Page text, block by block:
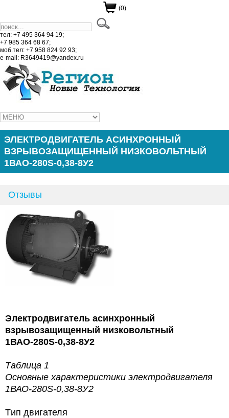
(0)
тел: +7 495 364 94 19;
+7 985 364 68 67;
моб.тел: +7 958 824 92 93;
e-mail: R3649419@yandex.ru
ЭЛЕКТРОДВИГАТЕЛЬ АСИНХРОННЫЙ
ВЗРЫВОЗАЩИЩЕННЫЙ НИЗКОВОЛЬТНЫЙ
1ВАО-280S-0,38-8У2
Отзывы
Электродвигатель асинхронный
взрывозащищенный низковольтный
1ВАО-280S-0,38-8У2
Таблица 1
Основные характеристики электродвигателя
1ВАО-280S-0,38-8У2
Tип двигателя